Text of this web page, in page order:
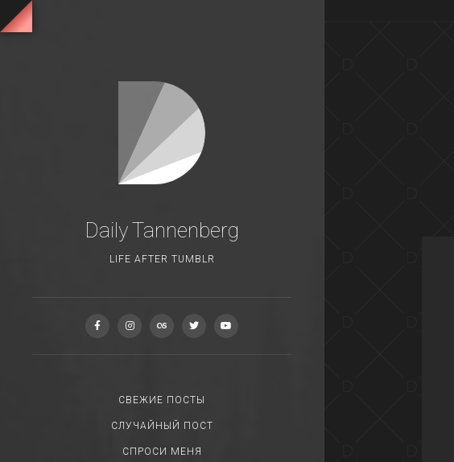
Daily Tannenberg
LIFE AFTER TUMBLR
СВЕЖИЕ ПОСТЫ
СЛУЧАЙНЫЙ ПОСТ
СПРОСИ МЕНЯ